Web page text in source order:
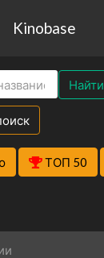
Kinobase
Найти
ТОП 50